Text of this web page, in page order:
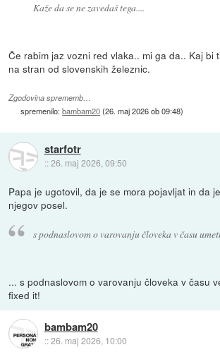
Kaže da se ne zavedaš tega....
Če rabim jaz vozni red vlaka.. mi ga da.. Kaj bi
na stran od slovenskih železnic.
Zgodovina sprememb…
spremenilo:bambam20(26. maj 2026 ob 09:48)
starfotr
::26. maj 2026, 09:50
Papa je ugotovil, da je se mora pojavljat in da
njegov posel.
s podnaslovom o varovanju človeka v času
... s podnaslovom o varovanju človeka v času
fixed it!
bambam20
::26. maj 2026, 10:00